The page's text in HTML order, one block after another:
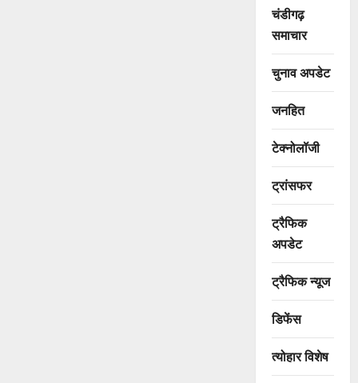
चंडीगढ़
समाचार
चुनाव अपडेट
जनहित
टेक्नोलॉजी
ट्रांसफर
ट्रैफिक
अपडेट
ट्रैफिक न्यूज
डिफेंस
त्योहार विशेष